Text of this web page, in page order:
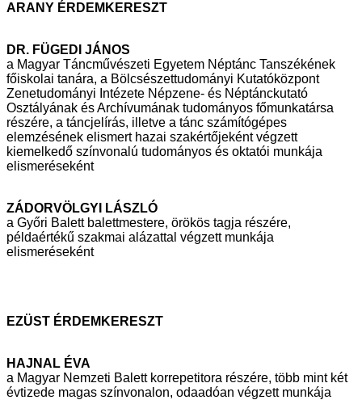
ARANY ÉRDEMKERESZT
DR. FÜGEDI JÁNOS
a Magyar Táncművészeti Egyetem Néptánc Tanszékének
főiskolai tanára, a Bölcsészettudományi Kutatóközpont
Zenetudományi Intézete Népzene- és Néptánckutató
Osztályának és Archívumának tudományos főmunkatársa
részére, a táncjelírás, illetve a tánc számítógépes
elemzésének elismert hazai szakértőjeként végzett
kiemelkedő színvonalú tudományos és oktatói munkája
elismeréseként
ZÁDORVÖLGYI LÁSZLÓ
a Győri Balett balettmestere, örökös tagja részére,
példaértékű szakmai alázattal végzett munkája
elismeréseként
EZÜST ÉRDEMKERESZT
HAJNAL ÉVA
a Magyar Nemzeti Balett korrepetitora részére, több mint két
évtizede magas színvonalon, odaadóan végzett munkája